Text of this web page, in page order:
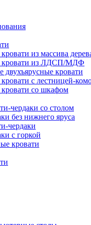
из массива
кровати из ЛДСП/МДФ
двухъярусные кровати
с лестницей-
со шкафом
чердаки со столом
без нижнего яруса
чердаки
с горкой
кровати